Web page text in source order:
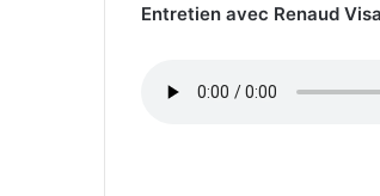
Entretien avec Renaud